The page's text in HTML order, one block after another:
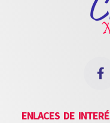
ENLACES DE